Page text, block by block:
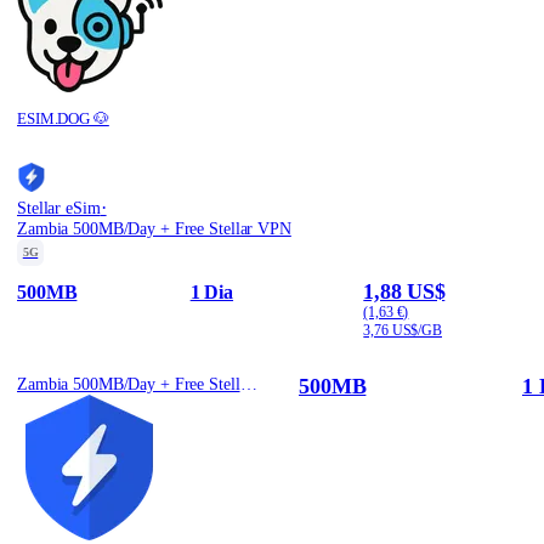
ESIM.DOG 🐶
Stellar eSim·
Zambia 500MB/Day + Free Stellar VPN
5G
500MB 1 Dia 1,88 US$
(1,63 €)
3,76 US$/GB
500MB 1